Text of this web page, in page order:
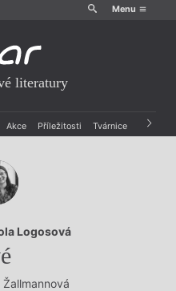
Menu
literatury
Akce Příležitosti Tvárnice Archiv
Logosová